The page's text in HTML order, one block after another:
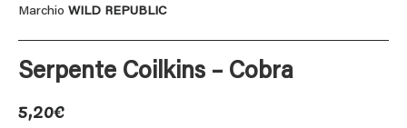
Marchio WILD REPUBLIC
Serpente Coilkins – Cobra
5,20€